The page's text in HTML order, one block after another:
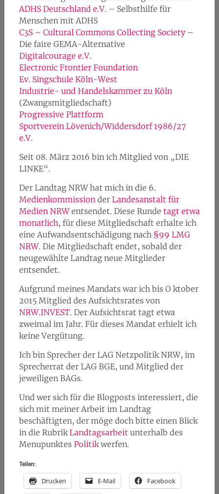
ADHS Deutschland e.V. – Selbsthilfe für
Menschen mit ADHS
C3S – Cultural Commons Collecting Society–
Die faire GEMA-Alternative
Digitalcourage e.V.
Electronic Frontier Foundation
Ev. Singschule Köln-West
Industrie- und Handelskammer zu Köln
(Zwangsmitgliedschaft)
Progressive Plattform
Sportverein Lövenich/Widdersdorf 1986/27
e.V.
Seit 08. März 2016 bin ich Mitglied von „DIE
LINKE“.
Der Landtag NRW hat mich in die 6.
Medienkommission der Landesanstalt für
Medien NRWentsendet. Diese Runde tagt etwa
monatlich, für diese Mitgliedschaft erhalte ich
eine Aufwandsentschädigung nach §99 LMG
NRW. Die Mitgliedschaft endet, sobald der
neugewählte Landtag neue Mitglieder
entsendet.
Aufgrund meines Mandats war ich bis O ktober
2015 Mitglied des Aufsichtsrates von
NRW.INVEST. Der Aufsichtsrat tagt etwa
zweimal im Jahr. Für dieses Mandat erhielt ich
keine Vergütung.
Ich bin Sprecher der LAG Netzpolitik NRW, im
Sprecherrat der LAG BGE, und Mitglied der
jeweiligen BAGs.
Und wer sich für die Blogposts interessiert, die
sich mit meiner Arbeit im Landtag
beschäftigten, der möge doch bitte einen Blick
in die RubrikLandtagsarbeit unterhalb des
Menupunktes Politikwerfen.
Teilen:
Drucken E-Mail Facebook